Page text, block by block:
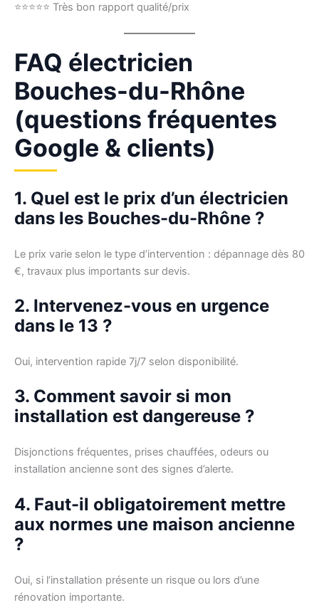
⭐⭐⭐⭐⭐ Très bon rapport qualité/prix
FAQ électricien
Bouches-du-Rhône
(questions fréquentes
Google & clients)
1. Quel est le prix d’un électricien
dans les Bouches-du-Rhône ?
Le prix varie selon le type d’intervention : dépannage dès 80
€, travaux plus importants sur devis.
2. Intervenez-vous en urgence
dans le 13 ?
Oui, intervention rapide 7j/7 selon disponibilité.
3. Comment savoir si mon
installation est dangereuse ?
Disjonctions fréquentes, prises chauffées, odeurs ou
installation ancienne sont des signes d’alerte.
4. Faut-il obligatoirement mettre
aux normes une maison ancienne
?
Oui, si l’installation présente un risque ou lors d’une
rénovation importante.